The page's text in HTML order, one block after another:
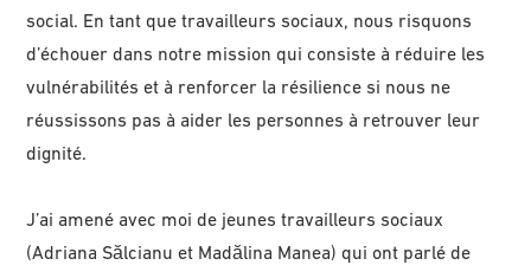
social. En tant que travailleurs sociaux, nous risquons
d’échouer dans notre mission qui consiste à réduire les
vulnérabilités et à renforcer la résilience si nous ne
réussissons pas à aider les personnes à retrouver leur
dignité.
J’ai amené avec moi de jeunes travailleurs sociaux
(Adriana Sălcianu et Madălina Manea) qui ont parlé de